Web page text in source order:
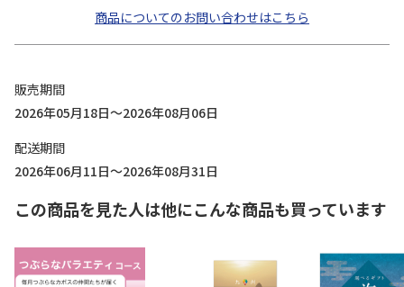
商品についてのお問い合わせはこちら
販売期間
2026年05月18日～2026年08月06日
配送期間
2026年06月11日～2026年08月31日
この商品を見た人は他にこんな商品も買っています